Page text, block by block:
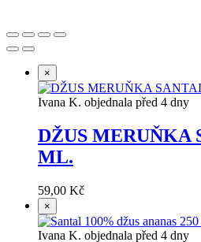
Používáme technické, analytické a
soubory cookie za účelem zajištění
měření návštěvnosti a personalizace
Souhlas můžete kdykoliv změnit v
Více informacízde.
Povolit soubory cookie